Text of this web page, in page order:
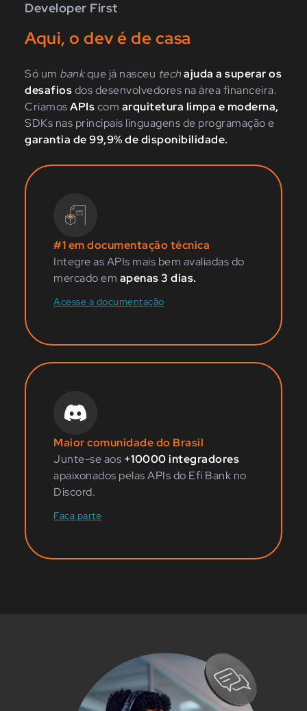
Developer First
Aqui, o dev é de casa
Só um bankque já nasceu techajuda a superar os
desafiosdos desenvolvedores na área financeira.
CriamosAPIscom arquitetura limpa e moderna,
SDKs nas principais linguagens de programação e
garantia de 99,9% de disponibilidade.
#1 em documentação técnica
Integre as APIs mais bem avaliadas do
mercado em apenas 3 dias.
Acesse a documentação
Maior comunidade do Brasil
Junte-se aos +10000 integradores
apaixonados pelas APIs do Efí Bank no
Discord.
Faça parte